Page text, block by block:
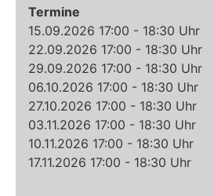
Termine
15.09.2026 17:00 - 18:30 Uhr
22.09.2026 17:00 - 18:30 Uhr
29.09.2026 17:00 - 18:30 Uhr
06.10.2026 17:00 - 18:30 Uhr
27.10.2026 17:00 - 18:30 Uhr
03.11.2026 17:00 - 18:30 Uhr
10.11.2026 17:00 - 18:30 Uhr
17.11.2026 17:00 - 18:30 Uhr